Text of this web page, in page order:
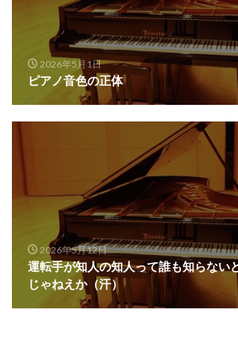
2026年5月1日
ピアノ音色の正体
2026年5月12日
運転手が知人の知人って誰も知らない
じゃねえか（汗）